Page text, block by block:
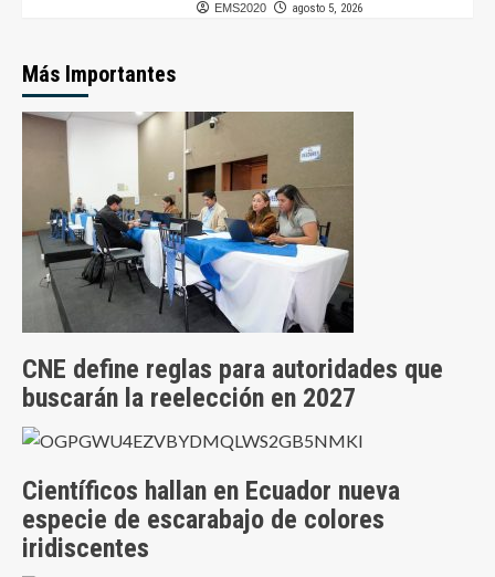
EMS2020 agosto 5, 2026
Más Importantes
CNE define reglas para autoridades que
buscarán la reelección en 2027
Científicos hallan en Ecuador nueva
especie de escarabajo de colores
iridiscentes